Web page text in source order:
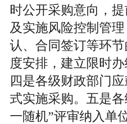
时公开采购意向，
及实施风险控制管
认、合同签订等环
度安排，建立限时
四是各级财政部门
式实施采购。五是
一随机”评审纳入单